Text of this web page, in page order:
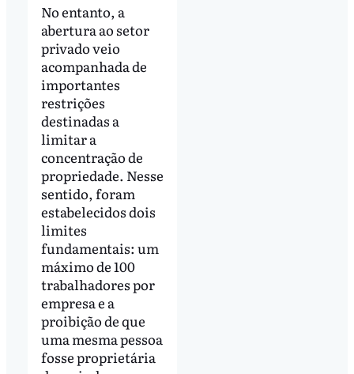
No entanto, a
abertura ao setor
privado veio
acompanhada de
importantes
restrições
destinadas a
limitar a
concentração de
propriedade. Nesse
sentido, foram
estabelecidos dois
limites
fundamentais: um
máximo de 100
trabalhadores por
empresa e a
proibição de que
uma mesma pessoa
fosse proprietária